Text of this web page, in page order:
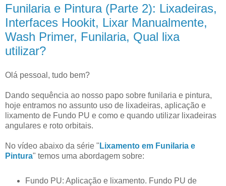
Funilaria e Pintura (Parte 2): Lixadeiras,
Interfaces Hookit, Lixar Manualmente,
Wash Primer, Funilaria, Qual lixa
utilizar?
Olá pessoal, tudo bem?
Dando sequência ao nosso papo sobre funilaria e pintura,
hoje entramos no assunto uso de lixadeiras, aplicação e
lixamento de Fundo PU e como e quando utilizar lixadeiras
angulares e roto orbitais.
No vídeo abaixo da série " Lixamento em Funilaria e
Pintura" temos uma abordagem sobre:
Fundo PU: Aplicação e lixamento. Fundo PU de